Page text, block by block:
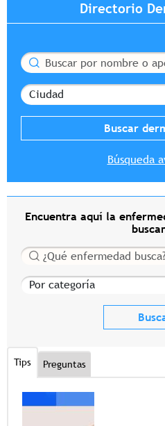
Directorio
Buscar
Ciudad
Búsqueda
Encuentra aquí la
Buscar
Por categoría
Tips Preguntas